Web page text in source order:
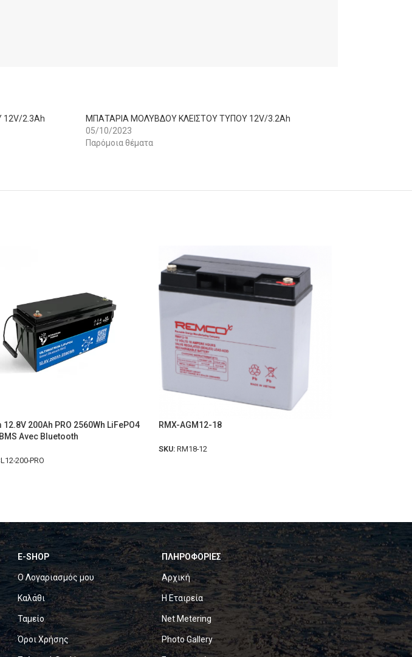
2.3Ah
ΜΠΑΤΑΡΙΑ ΜΟΛΥΒΔΟΥ ΚΛΕΙΣΤΟΥ ΤΥΠΟΥ 12V/3.2Ah
05/10/2023
Παρόμοια θέματα
12.8V 200Ah PRO 2560Wh LiFePO4
Avec Bluetooth
200-PRO
RMX-AGM12-18
SKU: RM18-12
E-SHOP
Ο Λογαριασμός μου
Καλάθι
Ταμείο
Όροι Χρήσης
ΠΛΗΡΟΦΟΡΙΕΣ
Αρχική
Η Εταιρεία
Net Metering
Photo Gallery